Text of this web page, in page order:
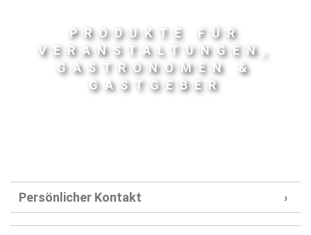
PRODUKTE FÜR
VERANSTALTUNGEN,
GASTRONOMEN &
GASTGEBER
Persönlicher Kontakt